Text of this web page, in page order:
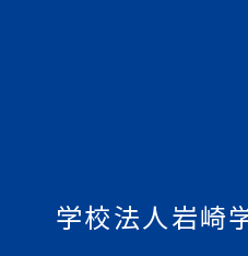
学校法人岩崎